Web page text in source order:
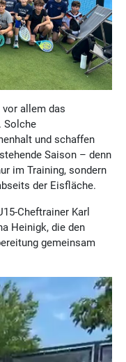
allem das
Solche
und schaffen
Saison – denn
im Training, sondern
der Eisfläche.
Cheftrainer Karl
Heinigk, die den
gemeinsam